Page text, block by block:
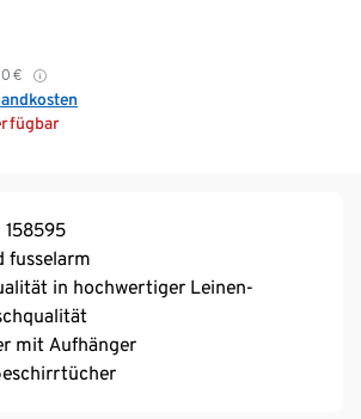
€
fusselarm
in hochwertiger Leinen-
mit Aufhänger